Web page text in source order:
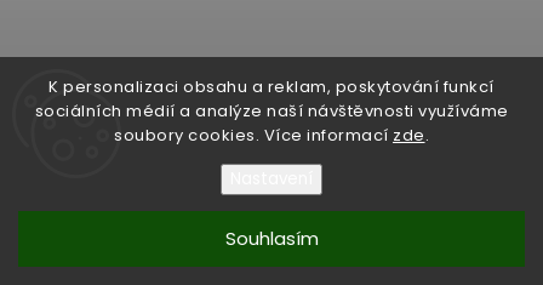
K personalizaci obsahu a reklam, poskytování funkcí
sociálních médií a analýze naší návštěvnosti využíváme
soubory cookies. Více informací zde.
Souhlasím